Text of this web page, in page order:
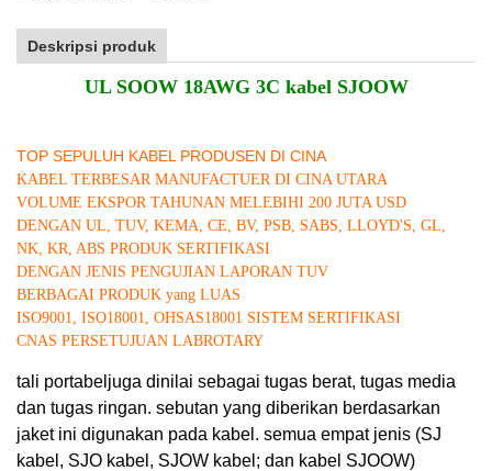
Deskripsi produk
UL SOOW 18AWG 3C kabel SJOOW
TOP SEPULUH KABEL PRODUSEN DI CINA
KABEL TERBESAR MANUFACTUER DI CINA UTARA
VOLUME EKSPOR TAHUNAN MELEBIHI 200 JUTA USD
DENGAN UL, TUV, KEMA, CE, BV, PSB, SABS, LLOYD'S, GL,
NK, KR, ABS PRODUK SERTIFIKASI
DENGAN JENIS PENGUJIAN LAPORAN TUV
BERBAGAI PRODUK yang LUAS
ISO9001, ISO18001, OHSAS18001 SISTEM SERTIFIKASI
CNAS PERSETUJUAN LABROTARY
tali portabel juga dinilai sebagai tugas berat, tugas media
dan tugas ringan. sebutan yang diberikan berdasarkan
jaket ini digunakan pada kabel. semua empat jenis (SJ
kabel, SJO kabel, SJOW kabel; dan kabel SJOOW)